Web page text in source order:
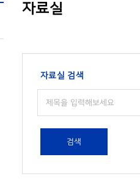
자료실
자료실 검색
검색